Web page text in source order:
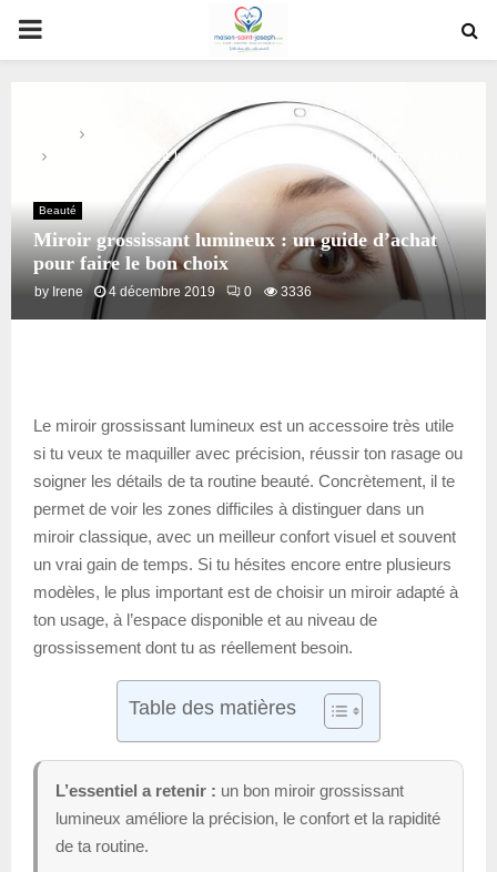
PRIMARY
Miroir grossissant lumineux : un guide d’achat pour faire le bon
Beauté
Miroir grossissant lumineux : un guide d’achat
pour faire le bon choix
by Irene 4 décembre 2019 0 3336
Le miroir grossissant lumineux est un accessoire très utile
si tu veux te maquiller avec précision, réussir ton rasage ou
soigner les détails de ta routine beauté. Concrètement, il te
permet de voir les zones difficiles à distinguer dans un
miroir classique, avec un meilleur confort visuel et souvent
un vrai gain de temps. Si tu hésites encore entre plusieurs
modèles, le plus important est de choisir un miroir adapté à
ton usage, à l’espace disponible et au niveau de
grossissement dont tu as réellement besoin.
Table des matières
L’essentiel a retenir : un bon miroir grossissant
lumineux améliore la précision, le confort et la rapidité
de ta routine.